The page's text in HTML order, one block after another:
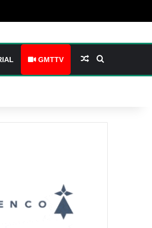
GMTTV Article Aléatoire